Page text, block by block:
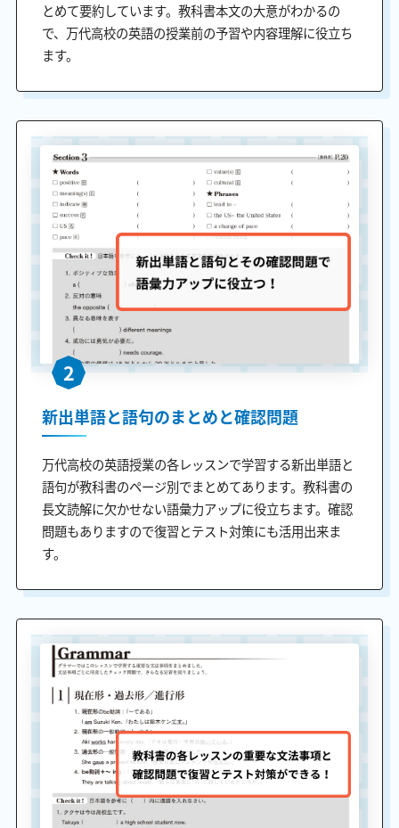
とめて要約しています。教科書本文の大意がわかるの
で、万代高校の英語の授業前の予習や内容理解に役立ち
ます。
2
新出単語と語句のまとめと確認問題
万代高校の英語授業の各レッスンで学習する新出単語と
語句が教科書のページ別でまとめてあります。教科書の
長文読解に欠かせない語彙力アップに役立ちます。確認
問題もありますので復習とテスト対策にも活用出来ま
す。